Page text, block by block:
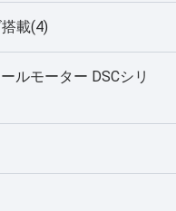
載(4)
ルモーター DSCシリ